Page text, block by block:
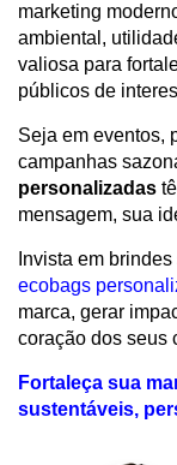
marketing
ambiental,
valiosa para
públicos de
Seja em eventos,
campanhas
personalizadas
mensagem, sua
Invista em
ecobags
marca, gerar
coração dos seus
Fortaleça sua
sustentáveis,